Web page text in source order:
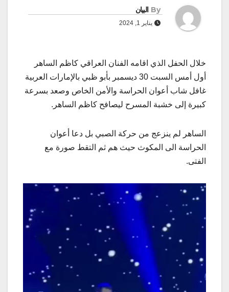
By البيان
يناير 1, 2024
خلال الحفل الذي اقامه الفنان العراقي كاظم الساهر
أول أمس السبت 30 ديسمبر بأبو ظبي بالإمارات العربية
غافل شاب أعوان الحراسة والأمن الخاص وصعد بسرعة
كبيرة إلى خشبة المسرح ليصافح كاظم الساهر.
الساهر لم ينزعج من حركة الصبي بل دعا أعوان
الحراسة الى المكوث حيث هم ثم التقط صورة مع
الفتى.